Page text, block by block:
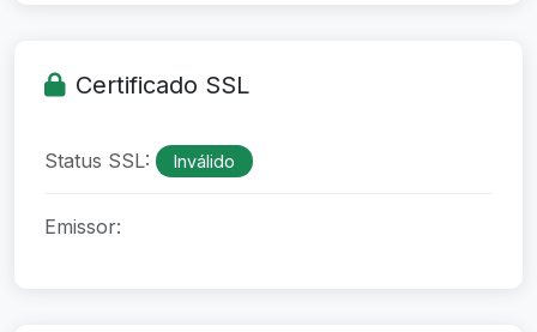
Certificado SSL
Status SSL: Inválido
Emissor: